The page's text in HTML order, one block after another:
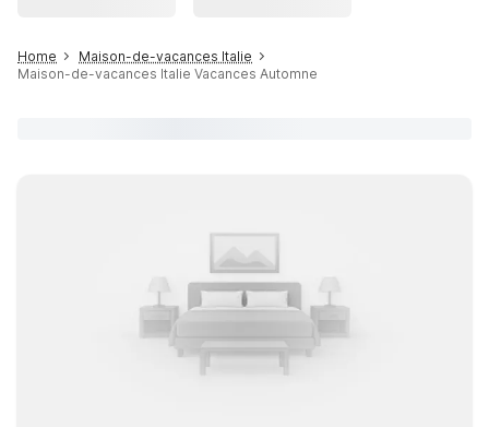
Home
Maison-de-vacances Italie
Maison-de-vacances Italie Vacances Automne